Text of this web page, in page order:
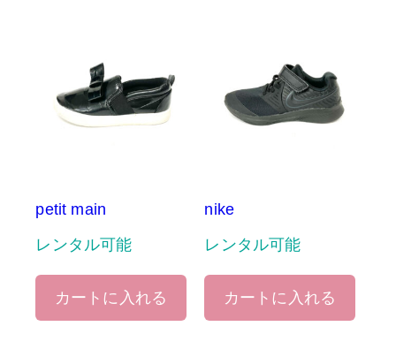
petit main
レンタル可能
カートに入れる
nike
レンタル可能
カートに入れる